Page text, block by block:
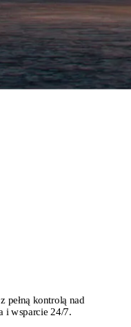
pełną kontrolą nad
i wsparcie 24/7.